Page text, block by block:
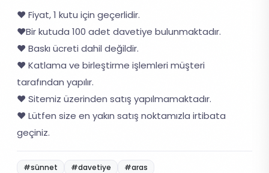
❤️ Fiyat, 1 kutu için geçerlidir.
❤️Bir kutuda 100 adet davetiye bulunmaktadır.
❤️ Baskı ücreti dahil değildir.
❤️ Katlama ve birleştirme işlemleri müşteri
tarafından yapılır.
❤️ Sitemiz üzerinden satış yapılmamaktadır.
❤️ Lütfen size en yakın satış noktamızla irtibata
geçiniz.
#sünnet #davetiye #aras